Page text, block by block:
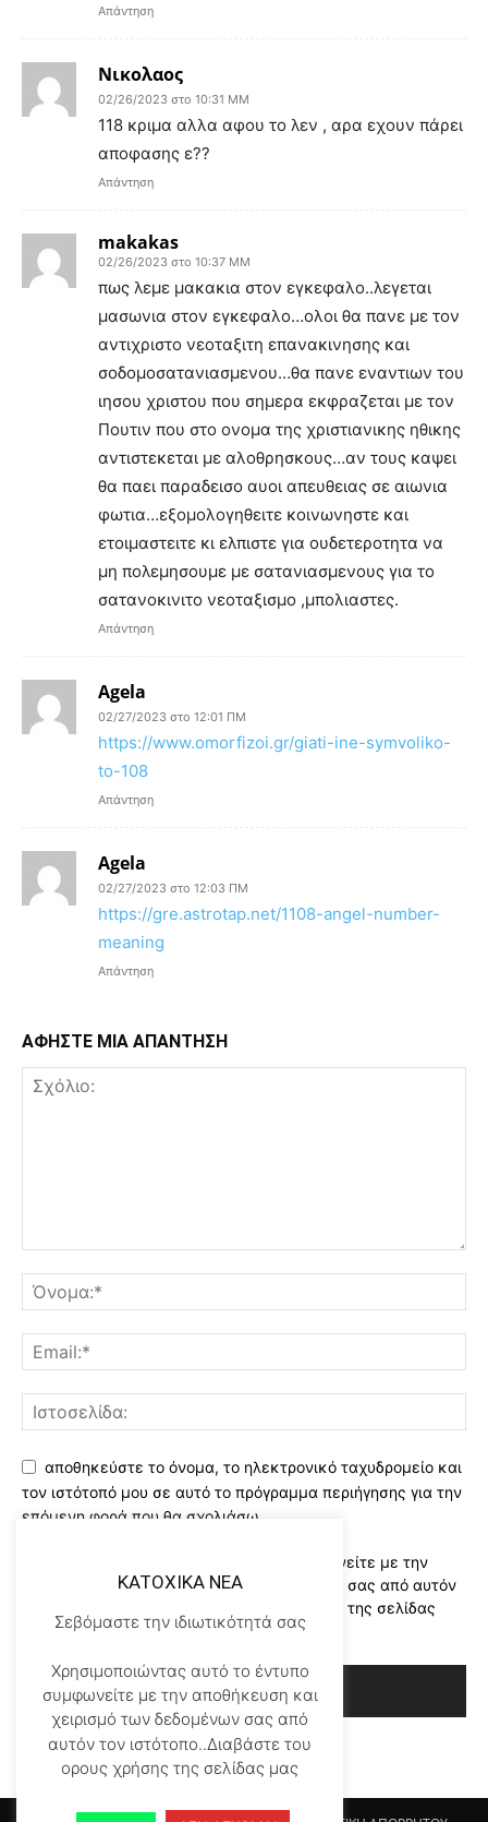
Απάντηση
Νικολαος
02/26/2023 στο 10:31 ΜΜ
118 κριμα αλλα αφου το λεν , αρα εχουν πάρει
αποφασης ε??
Απάντηση
makakas
02/26/2023 στο 10:37 ΜΜ
πως λεμε μακακια στον εγκεφαλο..λεγεται
μασωνια στον εγκεφαλο…ολοι θα πανε με τον
αντιχριστο νεοταξιτη επανακινησης και
σοδομοσατανιασμενου…θα πανε εναντιων του
ιησου χριστου που σημερα εκφραζεται με τον
Πουτιν που στο ονομα της χριστιανικης ηθικης
αντιστεκεται με αλοθρησκους…αν τους καψει
θα παει παραδεισο αυοι απευθειας σε αιωνια
φωτια…εξομολογηθειτε κοινωνηστε και
ετοιμαστειτε κι ελπιστε για ουδετεροτητα να
μη πολεμησουμε με σατανιασμενους για το
σατανοκινιτο νεοταξισμο ,μπολιαστες.
Απάντηση
Agela
02/27/2023 στο 12:01 ΠΜ
https://www.omorfizoi.gr/giati-ine-symvoliko-
to-108
Απάντηση
Agela
02/27/2023 στο 12:03 ΠΜ
https://gre.astrotap.net/1108-angel-number-
meaning
Απάντηση
ΑΦΗΣΤΕ ΜΙΑ ΑΠΑΝΤΗΣΗ
αποθηκεύστε το όνομα, το ηλεκτρονικό ταχυδρομείο και
τον ιστότοπό μου σε αυτό το πρόγραμμα περιήγησης για την
επόμενη φορά που θα σχολιάσω.
Χρησιμοποιώντας αυτό το έντυπο συμφωνείτε με την
αποθήκευση και χειρισμό των δεδομένων σας από αυτόν
τον ιστότοπο..Διαβάστε του ορους χρήσης της σελίδας
μας*
KATOXIKA NEA
Σεβόμαστε την ιδιωτικότητά σας
Χρησιμοποιώντας αυτό το έντυπο
συμφωνείτε με την αποθήκευση και
χειρισμό των δεδομένων σας από
αυτόν τον ιστότοπο..Διαβάστε του
ορους χρήσης της σελίδας μας